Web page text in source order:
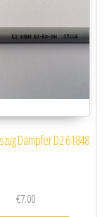
Dämpfer D2 61848
€7.00